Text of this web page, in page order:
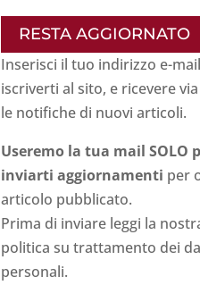
RESTA AGGIORNATO
Inserisci il tuo indirizzo e-
iscriverti al sito, e ricevere
le notifiche di nuovi articoli.
Useremo la tua mail SOLO
inviarti aggiornamenti per
articolo pubblicato.
Prima di inviare leggi la
politica su trattamento dei
personali.